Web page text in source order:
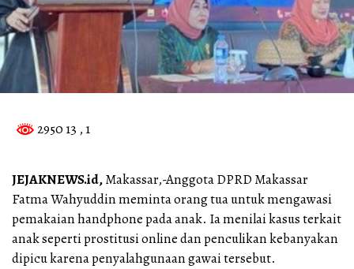
2950 13 , 1
JEJAKNEWS.id,Makassar,-Anggota DPRD Makassar
Fatma Wahyuddin meminta orang tua untuk mengawasi
pemakaian handphone pada anak. Ia menilai kasus terkait
anak seperti prostitusi online dan penculikan kebanyakan
dipicu karena penyalahgunaan gawai tersebut.